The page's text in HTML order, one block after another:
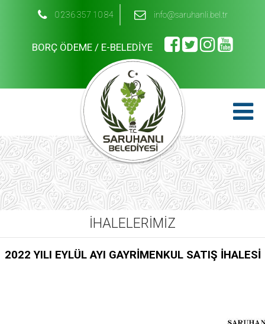
0 236 357 10 84 info@saruhanli.bel.tr
BORÇ ÖDEME / E-BELEDİYE
İHALELERİMİZ
2022 YILI EYLÜL AYI GAYRİMENKUL SATIŞ İHALESİ